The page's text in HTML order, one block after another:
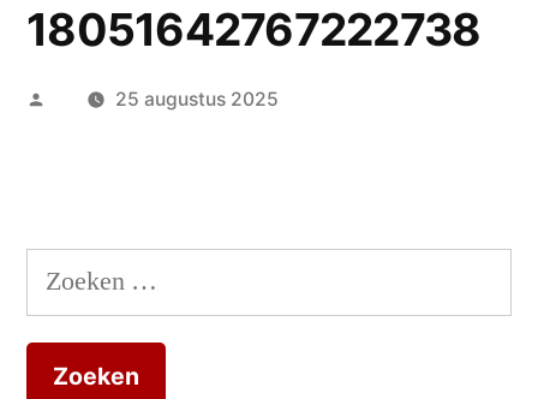
18051642767222738
Geplaatst25 augustus 2025
Zoeken
naar: